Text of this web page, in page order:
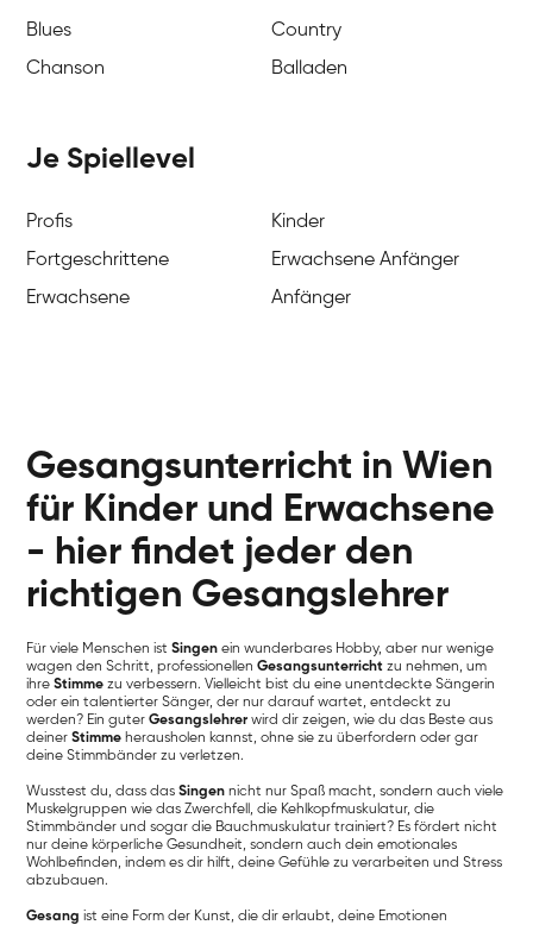
Blues
Country
Chanson
Balladen
Je Spiellevel
Profis
Kinder
Fortgeschrittene
Erwachsene Anfänger
Erwachsene
Anfänger
Gesangsunterricht in Wien
für Kinder und Erwachsene
- hier findet jeder den
richtigen Gesangslehrer
Für viele Menschen istSingen ein wunderbares Hobby, aber nur wenige
wagen den Schritt, professionellenGesangsunterricht zu nehmen, um
ihreStimme zu verbessern. Vielleicht bist du eine unentdeckte Sängerin
oder ein talentierter Sänger, der nur darauf wartet, entdeckt zu
werden? Ein guterGesangslehrer wird dir zeigen, wie du das Beste aus
deinerStimme herausholen kannst, ohne sie zu überfordern oder gar
deine Stimmbänder zu verletzen.
Wusstest du, dass dasSingen nicht nur Spaß macht, sondern auch viele
Muskelgruppen wie das Zwerchfell, die Kehlkopfmuskulatur, die
Stimmbänder und sogar die Bauchmuskulatur trainiert? Es fördert nicht
nur deine körperliche Gesundheit, sondern auch dein emotionales
Wohlbefinden, indem es dir hilft, deine Gefühle zu verarbeiten und Stress
abzubauen.
Gesang ist eine Form der Kunst, die dir erlaubt, deine Emotionen